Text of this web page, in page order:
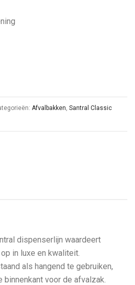
Afvalbakken, Santral Classic
dispenserlijn waardeert
in luxe en kwaliteit.
als hangend te gebruiken,
binnenkant voor de afvalzak.